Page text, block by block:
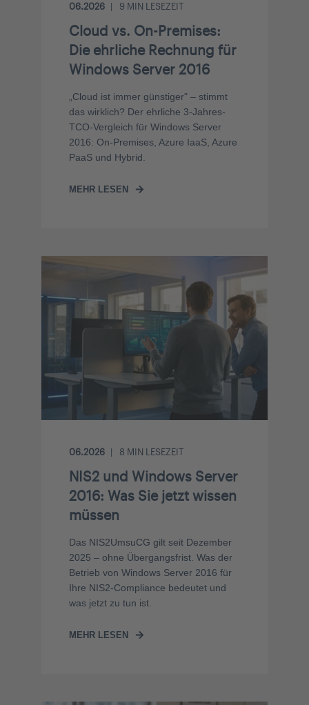
06.2026 9 MIN LESEZEIT
Cloud vs. On-Premises:
Die ehrliche Rechnung für
Windows Server 2016
„Cloud ist immer günstiger" – stimmt
das wirklich? Der ehrliche 3-Jahres-
TCO-Vergleich für Windows Server
2016: On-Premises, Azure IaaS, Azure
PaaS und Hybrid.
MEHR LESEN
06.2026 8 MIN LESEZEIT
NIS2 und Windows Server
2016: Was Sie jetzt wissen
müssen
Das NIS2UmsuCG gilt seit Dezember
2025 – ohne Übergangsfrist. Was der
Betrieb von Windows Server 2016 für
Ihre NIS2-Compliance bedeutet und
was jetzt zu tun ist.
MEHR LESEN